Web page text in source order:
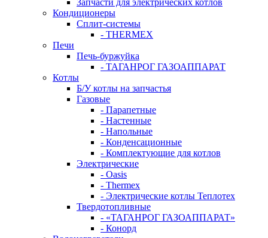
Запчасти для электрических котлов
Кондиционеры
Сплит-системы
- THERMEX
Печи
Печь-буржуйка
- ТАГАНРОГ ГАЗОАППАРАТ
Котлы
Б/У котлы на запчастья
Газовые
- Парапетные
- Настенные
- Напольные
- Конденсационные
- Комплектующие для котлов
Электрические
- Oasis
- Thermex
- Электрические котлы Теплотех
Твердотопливные
- «ТАГАНРОГ ГАЗОАППАРАТ»
- Конорд